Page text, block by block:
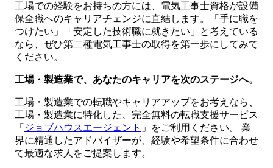
工場での経験をお持ちの方には、電気工事士資格が設備
保全職へのキャリアチェンジに直結します。「手に職を
つけたい」「安定した技術職に就きたい」と考えている
なら、ぜひ第二種電気工事士の取得を第一歩にしてみて
ください。
工場・製造業で、あなたのキャリアを次のステージへ。
工場・製造業での転職やキャリアアップをお考えなら、
工場・製造業に特化した、完全無料の転職支援サービス
「 ジョブハウスエージェント 」をご利用ください。 業
界に精通したアドバイザーが、経験や希望条件に合わせ
て最適な求人をご提案します。